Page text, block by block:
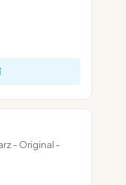
- Original -